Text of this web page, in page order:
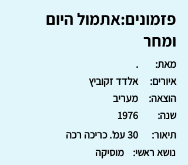
פזמונים:אתמול היום
ומחר
.
מאת:
אלדד זקוביץ
איורים:
מעריב
הוצאה:
1976
שנה:
30 עמ'. כריכה רכה
תיאור:
מוסיקה
נושא ראשי: